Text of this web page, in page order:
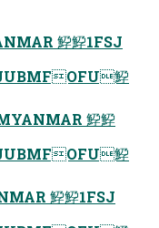
䱆䱆1FSJ
䱆
䱆䱆
䱆
䱆䱆1FSJ